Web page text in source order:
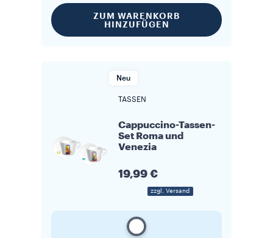
ZUM WARENKORB
HINZUFÜGEN
Neu
TASSEN
Cappuccino-Tassen-
Set Roma und
Venezia
19,99 €
zzgl. Versand